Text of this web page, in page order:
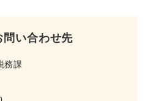
問い合わせ先
務課